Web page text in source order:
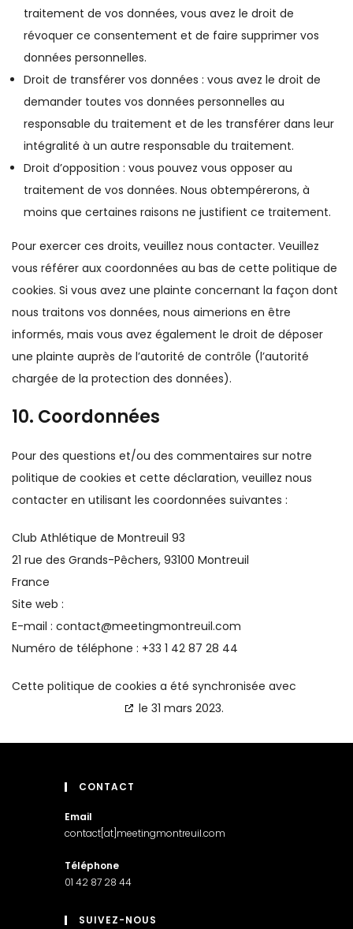
traitement de vos données, vous avez le droit de
révoquer ce consentement et de faire supprimer vos
données personnelles.
Droit de transférer vos données : vous avez le droit de
demander toutes vos données personnelles au
responsable du traitement et de les transférer dans leur
intégralité à un autre responsable du traitement.
Droit d’opposition : vous pouvez vous opposer au
traitement de vos données. Nous obtempérerons, à
moins que certaines raisons ne justifient ce traitement.
Pour exercer ces droits, veuillez nous contacter. Veuillez
vous référer aux coordonnées au bas de cette politique de
cookies. Si vous avez une plainte concernant la façon dont
nous traitons vos données, nous aimerions en être
informés, mais vous avez également le droit de déposer
une plainte auprès de l’autorité de contrôle (l’autorité
chargée de la protection des données).
10. Coordonnées
Pour des questions et/ou des commentaires sur notre
politique de cookies et cette déclaration, veuillez nous
contacter en utilisant les coordonnées suivantes :
Club Athlétique de Montreuil 93
21 rue des Grands-Pêchers, 93100 Montreuil
France
Site web :
E-mail : contact@meetingmontreuil.com
Numéro de téléphone : +33 1 42 87 28 44
Cette politique de cookies a été synchronisée avec
le 31 mars 2023.
CONTACT
Email
contact[at]meetingmontreuil.com
Téléphone
01 42 87 28 44
SUIVEZ-NOUS